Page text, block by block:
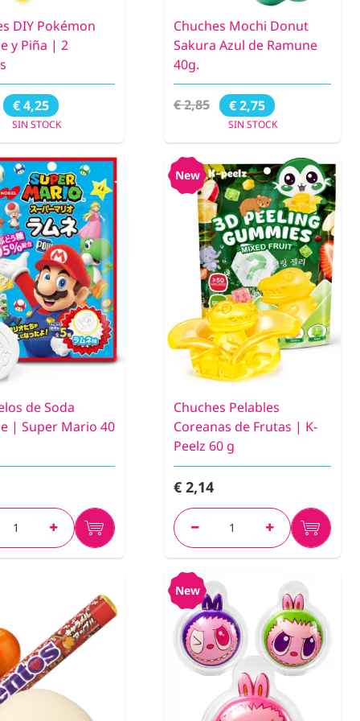
DIY Pokémon
y Piña | 2
€ 4,25
SIN STOCK
Chuches Mochi Donut
Sakura Azul de Ramune
40g.
€ 2,85 € 2,75
SIN STOCK
de Soda
| Super Mario 40
New
Chuches Pelables
Coreanas de Frutas | K-
Peelz 60 g
€ 2,14
New